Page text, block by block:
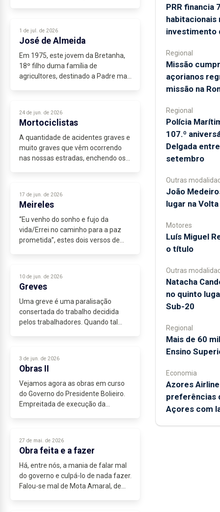
1 de jul. de 2026
José de Almeida
Em 1975, este jovem da Bretanha,
18º filho duma família de
agricultores, destinado a Padre mas
24 de jun. de 2026
Mortociclistas
A quantidade de acidentes graves e
muito graves que vêm ocorrendo
nas nossas estradas, enchendo os
17 de jun. de 2026
Meireles
“Eu venho do sonho e fujo da
vida/Errei no caminho para a paz
prometida”, estes dois versos de
10 de jun. de 2026
Greves
Uma greve é uma paralisação
consertada do trabalho decidida
pelos trabalhadores. Quando tal
para obrigarem...
3 de jun. de 2026
Obras II
Vejamos agora as obras em curso
do Governo do Presidente Bolieiro.
Empreitada de execução da
-Ligação,...
27 de mai. de 2026
Obra feita e a fazer
Há, entre nós, a mania de falar mal
do governo e culpá-lo de nada fazer.
Falou-se mal de Mota Amaral, de
PRR financia
habitacionais
investimento
Regional
Missão
açorianos
missão na
Regional
Polícia
107.º
Delgada
setembro
Outras
João
lugar na
Motores
Luís Miguel
o título
Outras
Natacha
no quinto
Sub-20
Regional
Mais de 60
Ensino
Economia
Azores
preferências
Açores com